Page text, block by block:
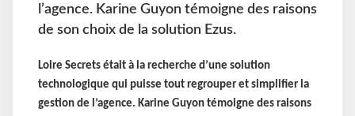
l’agence. Karine Guyon témoigne des raisons
de son choix de la solution Ezus.
Loire Secrets était à la recherche d’une solution
technologique qui puisse tout regrouper et simplifier la
gestion de l’agence. Karine Guyon témoigne des raisons